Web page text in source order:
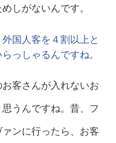
しがないんです。
国人客を４割以上と
っしゃるんですね。
客さんが入れないお
うんですね。昔、フ
ンに行ったら、お客